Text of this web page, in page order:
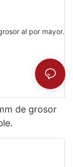
de grosor